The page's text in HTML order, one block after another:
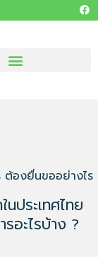
ประเทศไทย
อะไรบ้าง ?